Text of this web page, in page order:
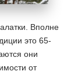
Вполне
это 65-
они
от